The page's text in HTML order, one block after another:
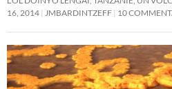
16, 2014 JMBARDINTZEFF 10